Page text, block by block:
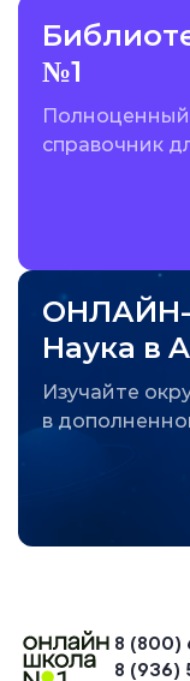
№1
справочник
Наука в
Изучайте
в
8 (800)
8 (936)